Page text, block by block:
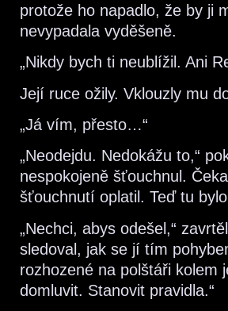
protože ho napadlo, že by ji
nevypadala vyděšeně.
„Nikdy bych ti neublížil. Ani
Její ruce ožily. Vklouzly mu
„Já vím, přesto…“
„Neodejdu. Nedokážu to,“
nespokojeně šťouchnul.
šťouchnutí oplatil. Teď tu
„Nechci, abys odešel,“
sledoval, jak se jí tím
rozhozené na polštáři
domluvit. Stanovit pravidla.“